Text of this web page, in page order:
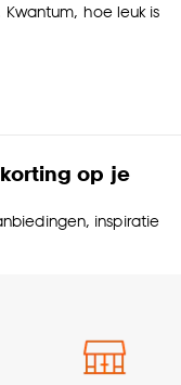
hoe leuk is
op je
inspiratie